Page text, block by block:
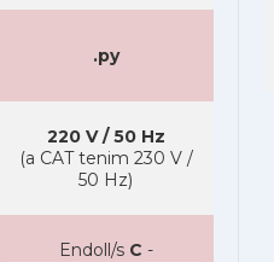
.py
220 V / 50 Hz
(a CAT tenim 230 V /
50 Hz)
Endoll/s C -